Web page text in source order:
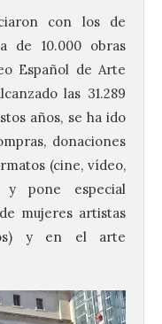
con los de
de 10.000 obras
Español de Arte
las 31.289
años, se ha ido
donaciones
(cine, vídeo,
y pone especial
mujeres artistas
y en el arte